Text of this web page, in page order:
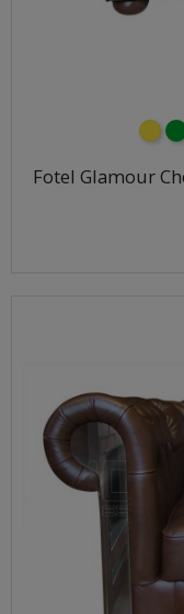
żółty
Fotel Glamour